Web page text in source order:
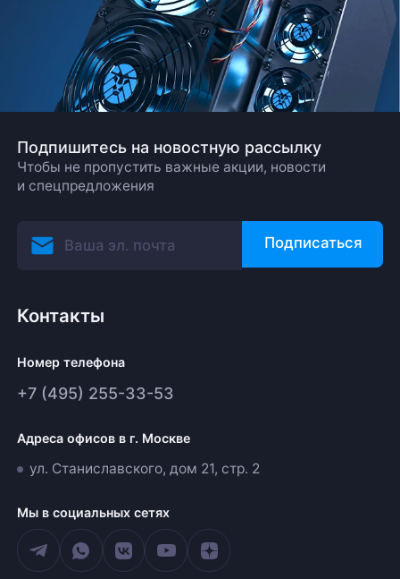
Подпишитесь на новостную рассылку
Чтобы не пропустить важные акции, новости
и спецпредложения
Подписаться
Контакты
Номер телефона
+7 (495) 255-33-53
Адреса офисов в г. Москве
ул. Станиславского, дом 21, стр. 2
Мы в социальных сетях